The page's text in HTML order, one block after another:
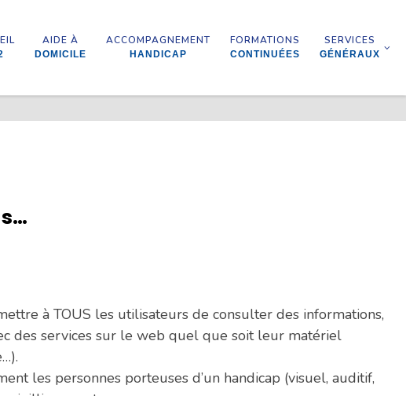
AIDE À
DOMICILE
ACCOMPAGNEMENT
HANDICAP
FORMATIONS
CONTINUÉES
SERVICES
GÉNÉRAUX
à TOUS les utilisateurs de consulter des informations,
des services sur le web quel que soit leur matériel
les personnes porteuses d’un handicap (visuel, auditif,